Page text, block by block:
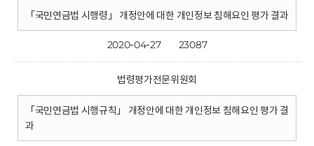
「국민연금법 시행령」 개정안에 대한 개인정보 침해요인 평가 결과
2020-04-27 23087
법령평가전문위원회
「국민연금법 시행규칙」 개정안에 대한 개인정보 침해요인 평가 결
과